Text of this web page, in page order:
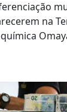
na